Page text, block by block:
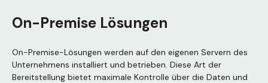
On-Premise Lösungen
On-Premise-Lösungen werden auf den eigenen Servern des
Unternehmens installiert und betrieben. Diese Art der
Bereitstellung bietet maximale Kontrolle über die Daten und